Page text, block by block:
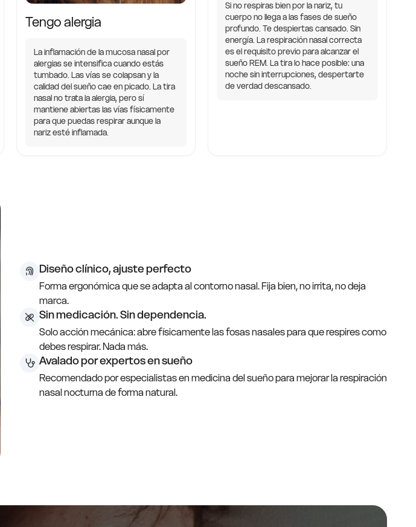
Tengo alergia
La inflamación de la mucosa nasal por
alergias se intensifica cuando estás
tumbado. Las vías se colapsan y la
calidad del sueño cae en picado. La tira
nasal no trata la alergia, pero sí
mantiene abiertas las vías físicamente
para que puedas respirar aunque la
nariz esté inflamada.
Si no respiras bien por la nariz, tu
cuerpo no llega a las fases de sueño
profundo. Te despiertas cansado. Sin
energía. La respiración nasal correcta
es el requisito previo para alcanzar el
sueño REM. La tira lo hace posible: una
noche sin interrupciones, despertarte
de verdad descansado.
Diseño clínico, ajuste perfecto
Forma ergonómica que se adapta al contorno nasal. Fija bien, no irrita, no deja
marca.
Sin medicación. Sin dependencia.
Solo acción mecánica: abre físicamente las fosas nasales para que respires como
debes respirar. Nada más.
Avalado por expertos en sueño
Recomendado por especialistas en medicina del sueño para mejorar la respiración
nasal nocturna de forma natural.